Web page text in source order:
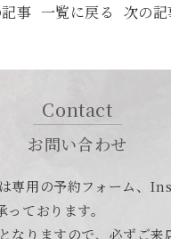
事 一覧に戻る 次の
Contact
お問い合わせ
専用の予約フォーム、
ております。
なりますので、必ずご来